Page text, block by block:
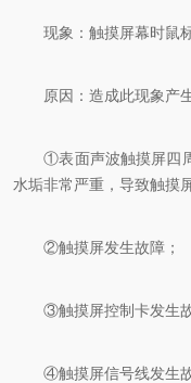
现象：触摸屏幕时鼠标
原因：造成此现象产生
①表面声波触摸屏四周
水垢非常严重，导致触摸
②触摸屏发生故障；
③触摸屏控制卡发生故
④触摸屏信号线发生故